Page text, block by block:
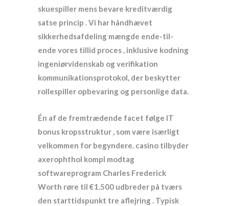
skuespiller mens bevare kreditværdig
satse princip . Vi har håndhævet
sikkerhedsafdeling mængde ende-til-
ende vores tillid proces , inklusive kodning
ingeniørvidenskab og verifikation
kommunikationsprotokol, der beskytter
rollespiller opbevaring og personlige data.
Én af de fremtrædende facet følge IT
bonus kropsstruktur , som være isærligt
velkommen for begyndere. casino tilbyder
axerophthol kompl modtag
softwareprogram Charles Frederick
Worth røre til €1.500 udbreder på tværs
den starttidspunkt tre aflejring . Typisk